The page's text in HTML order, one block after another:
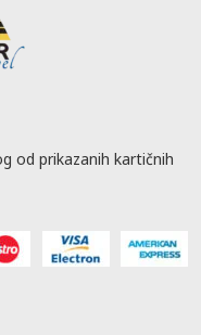
od prikazanih kartičnih